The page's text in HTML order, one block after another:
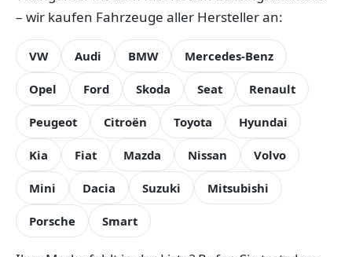
– wir kaufen Fahrzeuge aller Hersteller an:
VW Audi BMW Mercedes-Benz
Opel Ford Skoda Seat Renault
Peugeot Citroën Toyota Hyundai
Kia Fiat Mazda Nissan Volvo
Mini Dacia Suzuki Mitsubishi
Porsche Smart